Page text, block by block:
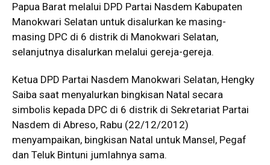
Papua Barat melalui DPD Partai Nasdem Kabupaten
Manokwari Selatan untuk disalurkan ke masing-
masing DPC di 6 distrik di Manokwari Selatan,
selanjutnya disalurkan melalui gereja-gereja.
Ketua DPD Partai Nasdem Manokwari Selatan, Hengky
Saiba saat menyalurkan bingkisan Natal secara
simbolis kepada DPC di 6 distrik di Sekretariat Partai
Nasdem di Abreso, Rabu (22/12/2012)
menyampaikan, bingkisan Natal untuk Mansel, Pegaf
dan Teluk Bintuni jumlahnya sama.